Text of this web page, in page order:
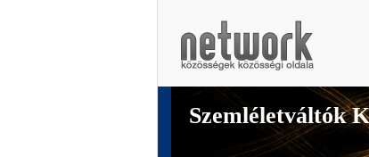
Szemléletváltók